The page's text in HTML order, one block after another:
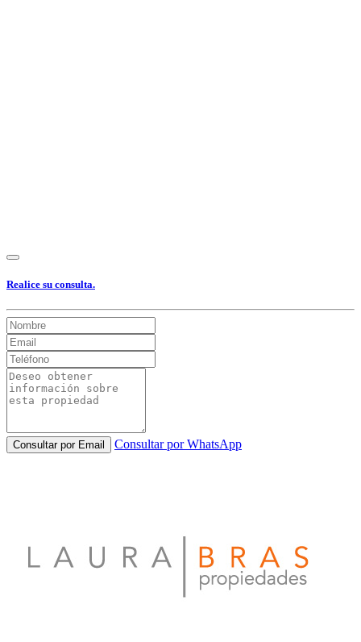
Realice su consulta.
Consultar por Email Consultar por WhatsApp